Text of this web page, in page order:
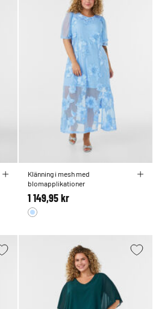
Klänning i mesh med
blomapplikationer
1 149,95 kr